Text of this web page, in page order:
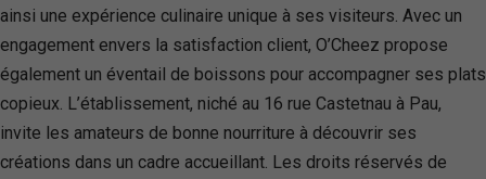
ainsi une expérience culinaire unique à ses visiteurs. Avec un
engagement envers la satisfaction client, O’Cheez propose
également un éventail de boissons pour accompagner ses plats
copieux. L’établissement, niché au 16 rue Castetnau à Pau,
invite les amateurs de bonne nourriture à découvrir ses
créations dans un cadre accueillant. Les droits réservés de